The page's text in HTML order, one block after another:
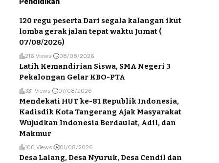
120 regu peserta Dari segala kalangan ikut
lomba gerak jalan tepat waktu Jumat (
07/08/2026)
216 Views 08/08/2026
Latih Kemandirian Siswa, SMA Negeri 3
Pekalongan Gelar KBO-PTA
331 Views 07/08/2026
Mendekati HUT ke-81 Republik Indonesia,
Kadisdik Kota Tangerang Ajak Masyarakat
Wujudkan Indonesia Berdaulat, Adil, dan
Makmur
106 Views 01/08/2026
Desa Lalang, Desa Nyuruk, Desa Cendil dan